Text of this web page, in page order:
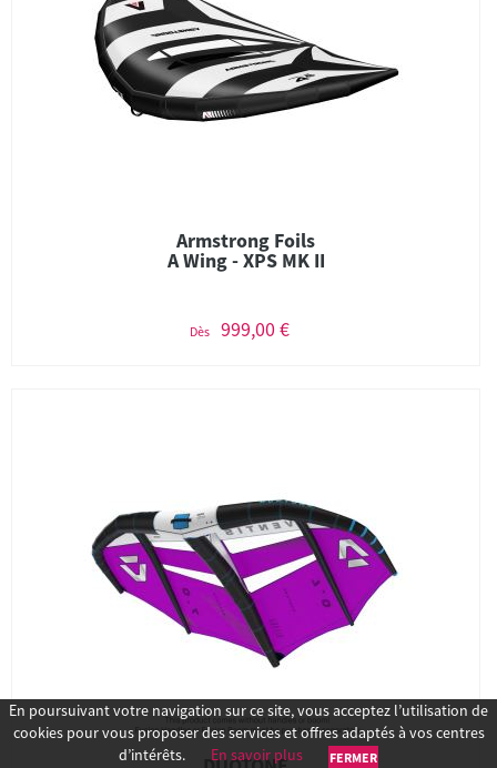
Armstrong Foils
A Wing - XPS MK II
Dès 999,00 €
En poursuivant votre navigation sur ce site, vous acceptez l’utilisation de
cookies pour vous proposer des services et offres adaptés à vos centres
d’intérêts.
En savoir plus FERMER